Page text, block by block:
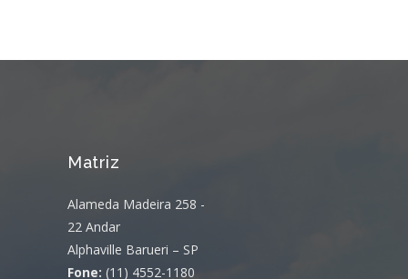
Matriz
Alameda Madeira 258 -
22 Andar
Alphaville Barueri – SP
Fone: (11) 4552-1180